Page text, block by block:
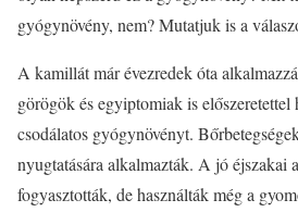
gyógynövény, nem? Mutatjuk is a
A kamillát már évezredek óta
görögök és egyiptomiak is előszeretettel
csodálatos gyógynövényt.
nyugtatására alkalmazták. A jó éjszakai
fogyasztották, de használták még a